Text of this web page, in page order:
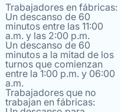
Trabajadores en fábricas:
Un descanso de 60
minutos entre las 11:00
a.m. y las 2:00 p.m.
Un descanso de 60
minutos a la mitad de los
turnos que comienzan
entre la 1:00 p.m. y 06:00
a.m.
Trabajadores que no
trabajan en fábricas: